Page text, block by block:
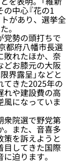
中心『花の1
があり、選挙全
。
勢の頭打ちで
都府八幡市長選
敗れたほか、奈
どお膝元の大阪
界露呈」などと
てきた2025年の
れや建設費の高
風になっていま
衆院選で野党第
。また、音喜多
策を訴えようと
目してきた国際
迫ります。